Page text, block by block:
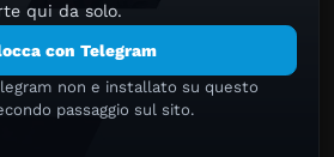
qui da solo.
con Telegram
non e installato su questo
passaggio sul sito.